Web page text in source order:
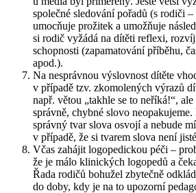
společné sledování pořadů (s rodiči
umocňuje prožitek a umožňuje
si rodič vyžádá na dítěti reflexi,
schopnosti (zapamatování příběhu,
apod.).
Na nesprávnou výslovnost dítěte
v případě tzv. zkomolených výrazů
např. větou „takhle se to neříká!“,
správně, chybné slovo neopakujeme.
správný tvar slova osvojí a nebude
v případě, že si tvarem slova není
Včas zahájit logopedickou péči –
že je málo klinických logopedů a
Řada rodičů bohužel zbytečně
do doby, kdy je na to upozorní